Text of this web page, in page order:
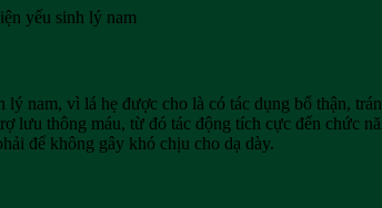
yếu sinh lý nam
nam, vì lá hẹ được cho là có tác dụng bổ thận,
lưu thông máu, từ đó tác động tích cực đến chức
để không gây khó chịu cho dạ dày.